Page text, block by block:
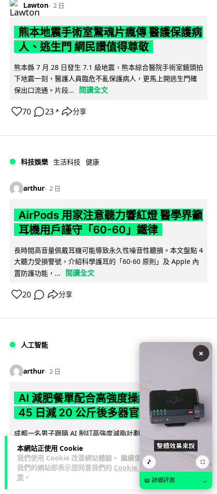
本網站正使用 Cookie
我們使用 Cookie 改善網站體驗。 繼續使用
我們的網站即表示您同意我們的 Cookie 政
策 。
Lawton 2 日
熊本地震手術室驚魂片瘋傳 醫護保護病
人、逃生門 網民讚值得尊敬
熊本縣 7 月 28 日發生 7.1 級地震，熊本綜合醫院手術室鏡頭拍
下地震一刻，醫護人員臨危不亂保護病人，更馬上開逃生門確
保出口流通。片段...
閱讀全文
70 23 ↗ 分享
科技娛樂 生活科技 健康
arthur 2 日
AirPods 用家注意聽力響紅燈 醫學界籲
耳機用戶謹守「60-60」鐵律
長時間高音量佩戴耳機可能導致永久性噪音性聽損。本文盤點 4
大聽力受損警號，介紹科學護耳的「60-60 原則」及 Apple 內
置防護功能，...
閱讀全文
20 分享
人工智能
arthur 2 日
AI 減肥餐單配合高強度操練 成都男
45 日減 20 公斤後多器官衰竭
成都一名男子跟隨 AI 制訂高強度減脂計劃，45 日內減去約 20
公斤後昏迷送院。醫生診斷他患上尿源性膿毒症、膿毒性休克
及多器官功能障礙。... 閱讀全文
23
×
🎵 ⛶
📖 詳細評測 →